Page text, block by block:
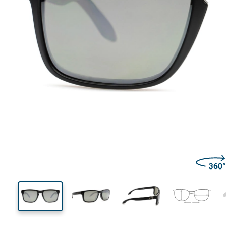
Largeur
40 mm
Hauteur des verres
57 mm
Largeur des verres
Largeur
des verres